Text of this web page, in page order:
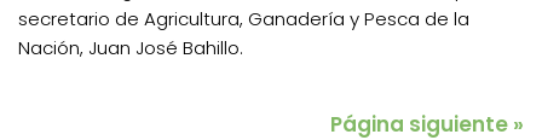
secretario de Agricultura, Ganadería y Pesca de la
Nación, Juan José Bahillo.
Página siguiente »